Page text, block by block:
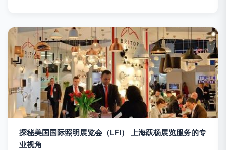
探秘美国国际照明展览会（LFI） 上海跃杨展览服务的专
业视角